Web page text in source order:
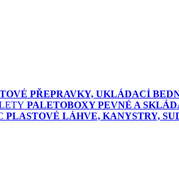
PŘEPRAVKY, UKLÁDACÍ
PALETOBOXY PEVNÉ A
PLASTOVÉ LÁHVE, KANYSTRY,